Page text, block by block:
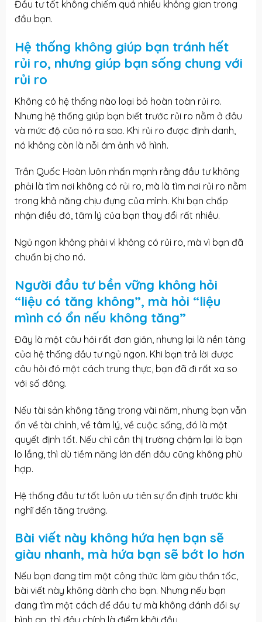
Đầu tư tốt không chiếm quá nhiều không gian trong
đầu bạn.
Hệ thống không giúp bạn tránh hết
rủi ro, nhưng giúp bạn sống chung với
rủi ro
Không có hệ thống nào loại bỏ hoàn toàn rủi ro.
Nhưng hệ thống giúp bạn biết trước rủi ro nằm ở đâu
và mức độ của nó ra sao. Khi rủi ro được định danh,
nó không còn là nỗi ám ảnh vô hình.
Trần Quốc Hoàn luôn nhấn mạnh rằng đầu tư không
phải là tìm nơi không có rủi ro, mà là tìm nơi rủi ro nằm
trong khả năng chịu đựng của mình. Khi bạn chấp
nhận điều đó, tâm lý của bạn thay đổi rất nhiều.
Ngủ ngon không phải vì không có rủi ro, mà vì bạn đã
chuẩn bị cho nó.
Người đầu tư bền vững không hỏi
“liệu có tăng không”, mà hỏi “liệu
mình có ổn nếu không tăng”
Đây là một câu hỏi rất đơn giản, nhưng lại là nền tảng
của hệ thống đầu tư ngủ ngon. Khi bạn trả lời được
câu hỏi đó một cách trung thực, bạn đã đi rất xa so
với số đông.
Nếu tài sản không tăng trong vài năm, nhưng bạn vẫn
ổn về tài chính, về tâm lý, về cuộc sống, đó là một
quyết định tốt. Nếu chỉ cần thị trường chậm lại là bạn
lo lắng, thì dù tiềm năng lớn đến đâu cũng không phù
hợp.
Hệ thống đầu tư tốt luôn ưu tiên sự ổn định trước khi
nghĩ đến tăng trưởng.
Bài viết này không hứa hẹn bạn sẽ
giàu nhanh, mà hứa bạn sẽ bớt lo hơn
Nếu bạn đang tìm một công thức làm giàu thần tốc,
bài viết này không dành cho bạn. Nhưng nếu bạn
đang tìm một cách để đầu tư mà không đánh đổi sự